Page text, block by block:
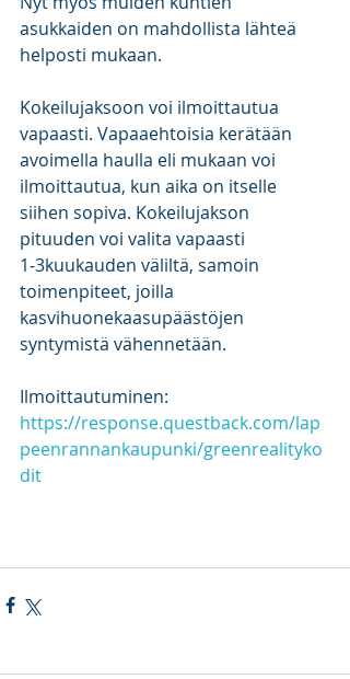
asukkaiden on mahdollista lähteä
helposti mukaan.
Kokeilujaksoon voi ilmoittautua
vapaasti. Vapaaehtoisia kerätään
avoimella haulla eli mukaan voi
ilmoittautua, kun aika on itselle
siihen sopiva. Kokeilujakson
pituuden voi valita vapaasti
1-3kuukauden väliltä, samoin
toimenpiteet, joilla
kasvihuonekaasupäästöjen
syntymistä vähennetään.
Ilmoittautuminen:
https://response.questback.com/lap
peenrannankaupunki/greenrealityko
dit